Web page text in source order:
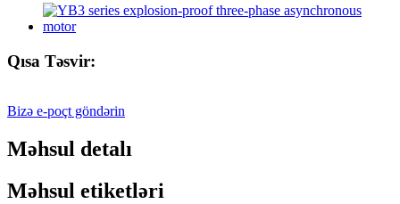
Qısa Təsvir:
Bizə e-poçt göndərin
Məhsul detalı
Məhsul etiketləri